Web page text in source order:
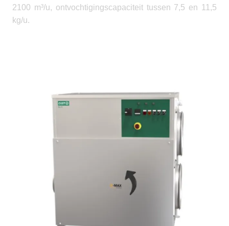
2100 m³/u, ontvochtigingscapaciteit tussen 7,5 en 11,5
kg/u.